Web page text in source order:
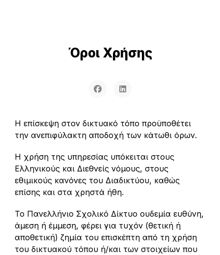
Όροι Χρήσης
Η επίσκεψη στον δικτυακό τόπο προϋποθέτει
την ανεπιφύλακτη αποδοχή των κάτωθι όρων.
Η χρήση της υπηρεσίας υπόκειται στους
Ελληνικούς και Διεθνείς νόμους, στους
εθιμικούς κανόνες του Διαδικτύου, καθώς
επίσης και στα χρηστά ήθη.
Το Πανελλήνιο Σχολικό Δίκτυο ουδεμία ευθύνη,
άμεση ή έμμεση, φέρει για τυχόν (θετική ή
αποθετική) ζημία του επισκέπτη από τη χρήση
του δικτυακού τόπου ή/και των στοιχείων που